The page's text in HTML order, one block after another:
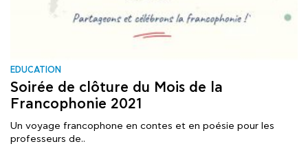
EDUCATION
Soirée de clôture du Mois de la
Francophonie 2021
Un voyage francophone en contes et en poésie pour les
professeurs de..